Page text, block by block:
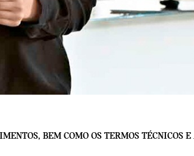
BEM COMO OS TERMOS TÉCNICOS